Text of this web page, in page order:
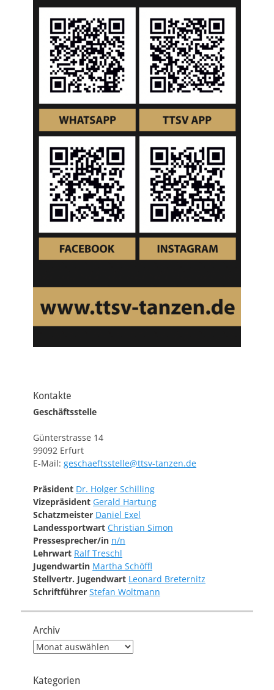
Kontakte
Geschäftsstelle
Günterstrasse 14
99092 Erfurt
E-Mail: geschaeftsstelle@ttsv-tanzen.de
Präsident Dr. Holger Schilling
Vizepräsident Gerald Hartung
Schatzmeister Daniel Exel
Landessportwart Christian Simon
Pressesprecher/in n/n
Lehrwart Ralf Treschl
Jugendwartin Martha Schöffl
Stellvertr. Jugendwart Leonard Breternitz
Schriftführer Stefan Woltmann
Archiv
Archiv
Kategorien